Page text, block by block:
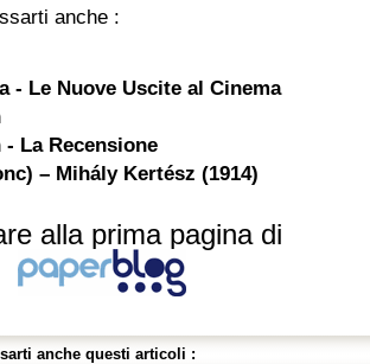
anche :
- Le Nuove Uscite al Cinema
La Recensione
– Mihály Kertész (1914)
alla prima pagina di
anche questi articoli :